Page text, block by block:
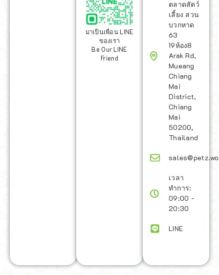
มาเป็นเพื่อน LINE
ของเรา
Be Our LINE
Friend
ตลาดสัตว์
เลี้ยง สวน
บวกหาด
63
19ห้อง8
Arak Rd,
Mueang
Chiang
Mai
District,
Chiang
Mai
50200,
Thailand
เวลา
ทำการ:
09:00 -
20:30
LINE